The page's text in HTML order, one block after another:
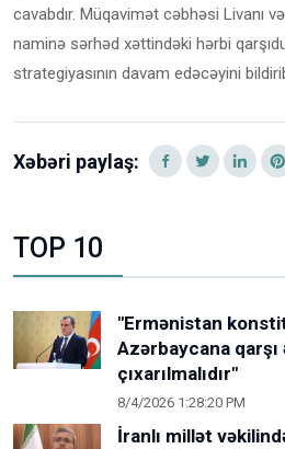
cavabdır. Müqavimət cəbhəsi Livanı
naminə sərhəd xəttindəki hərbi
strategiyasının davam edəcəyini
Xəbəri paylaş:
TOP 10
"Ermənistan
Azərbaycana qarşı
çıxarılmalıdır"
8/4/2026 1:28:20 PM
İranlı millət